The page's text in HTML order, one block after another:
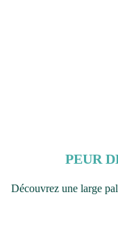
PEUR
Découvrez une large